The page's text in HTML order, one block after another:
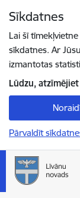
Sīkdatnes
Lai šī
sīkdatnes. Ar
izmantotas
Lūdzu,
Pārvaldīt